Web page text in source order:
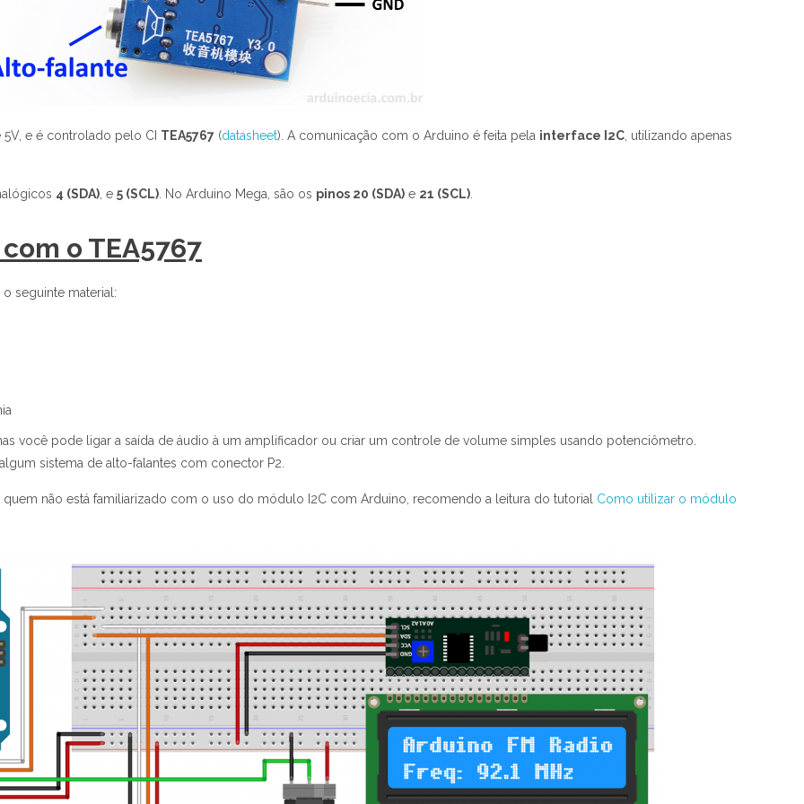
e é controlado pelo CI TEA5767 (datasheet). A comunicação com o Arduino é feita pela interface I2C , utilizando apenas
4 (SDA) , e 5 (SCL) . No Arduino Mega, são os pinos 20 (SDA) e 21 (SCL)
o TEA5767
seguinte material:
você pode ligar a saída de áudio à um amplificador ou criar um controle de volume simples usando potenciômetro.
sistema de alto-falantes com conector P2.
não está familiarizado com o uso do módulo I2C com Arduino, recomendo a leitura do tutorial Como utilizar o módulo